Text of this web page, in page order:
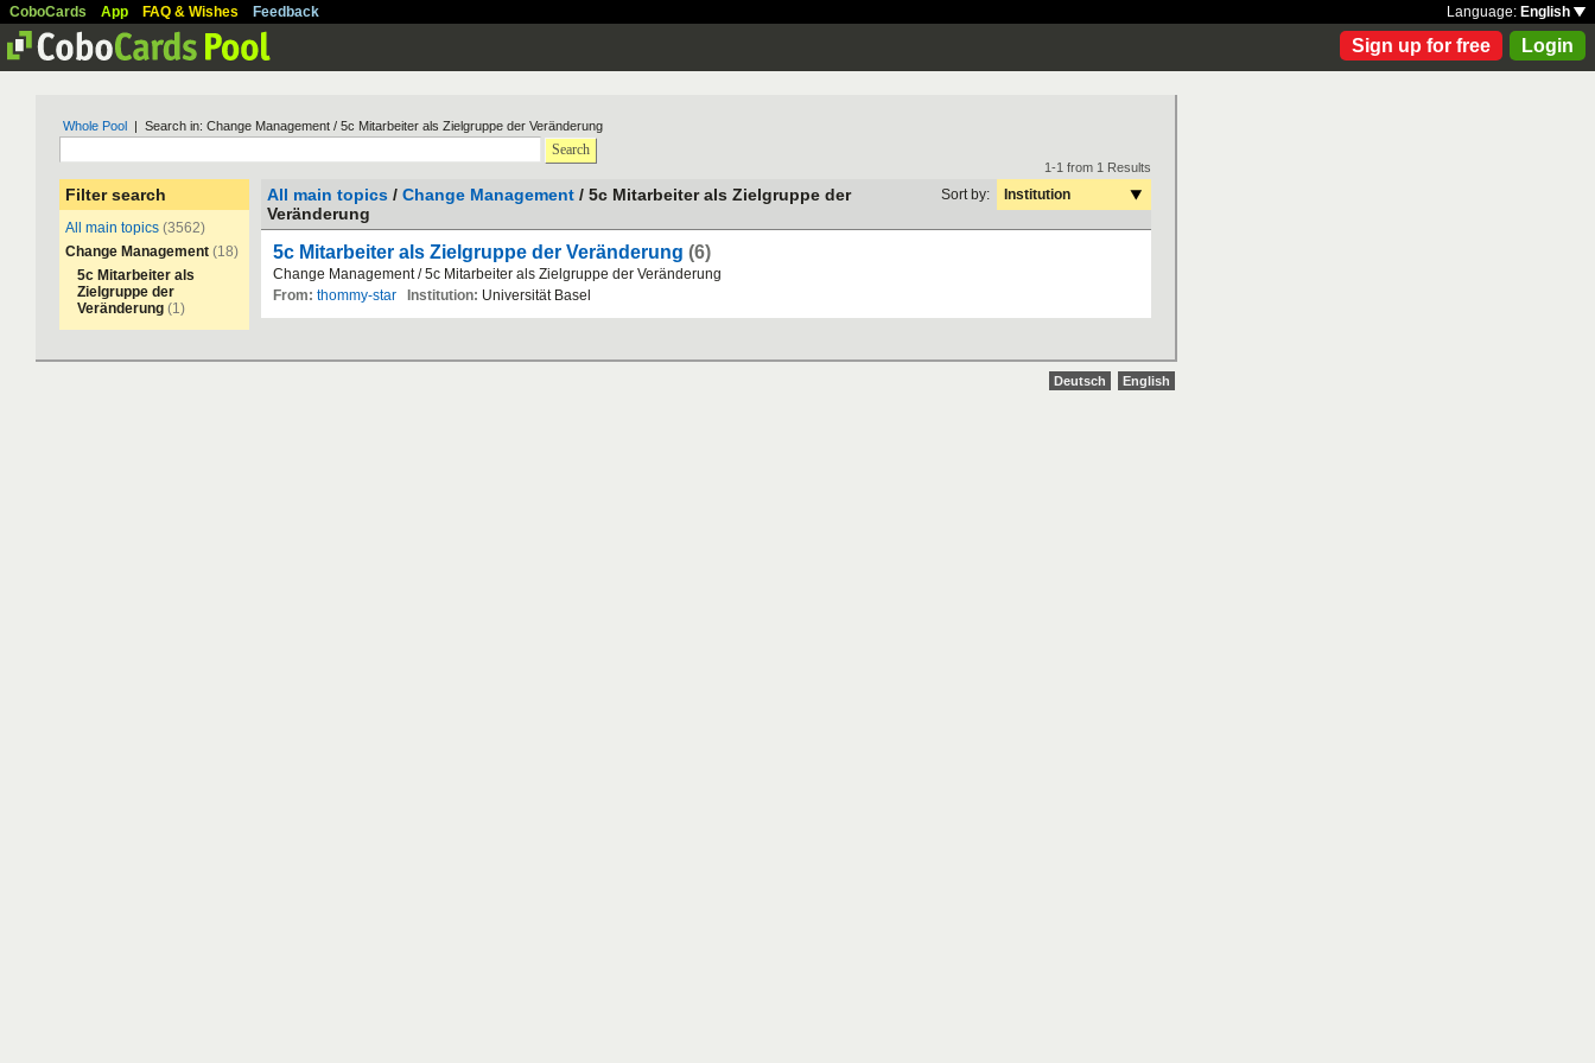
CoboCards App FAQ & Wishes Feedback Language: English
Sign up for free Login
Whole Pool | Search in: Change Management / 5c Mitarbeiter als Zielgruppe der Veränderung
Search
Filter search
All main topics (3562)
Change Management (18)
5c Mitarbeiter als
Zielgruppe der
Veränderung (1)
1-1 from 1 Results
All main topics / Change Management / 5c Mitarbeiter als Zielgruppe der
Veränderung
Sort by: Institution
5c Mitarbeiter als Zielgruppe der Veränderung (6)
Change Management/5c Mitarbeiter als Zielgruppe der Veränderung
From: thommy-star Institution: Universität Basel
Deutsch English